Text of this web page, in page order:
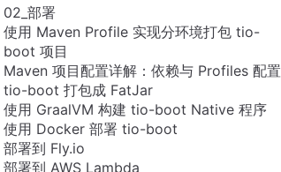
02_部署
使用 Maven Profile 实现分环境打包 tio-
boot 项目
Maven 项目配置详解：依赖与 Profiles 配置
tio-boot 打包成 FatJar
使用 GraalVM 构建 tio-boot Native 程序
使用 Docker 部署 tio-boot
部署到 Fly.io
部署到 AWS Lambda